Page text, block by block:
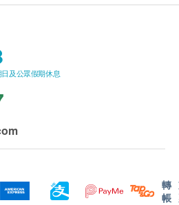
及靈芝孢子精華．雙重抗
姬生物科技團隊專業研發，結
、高穩定性、快吸收NMN和
激活細胞年輕化，啟動細胞
輕化，全面提高身體機能，令
極致。
及公眾假期休息
轉
帳